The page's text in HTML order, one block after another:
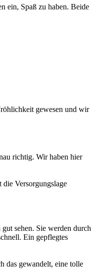
ein, Spaß zu haben. Beide
gewesen und wir
richtig. Wir haben hier
Versorgungslage
sehen. Sie werden durch
Ein gepflegtes
das gewandelt, eine tolle